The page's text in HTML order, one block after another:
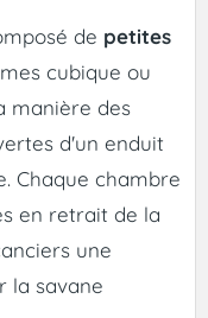
de petites
cubique ou
manière des
d'un enduit
Chaque chambre
en retrait de la
une
la savane